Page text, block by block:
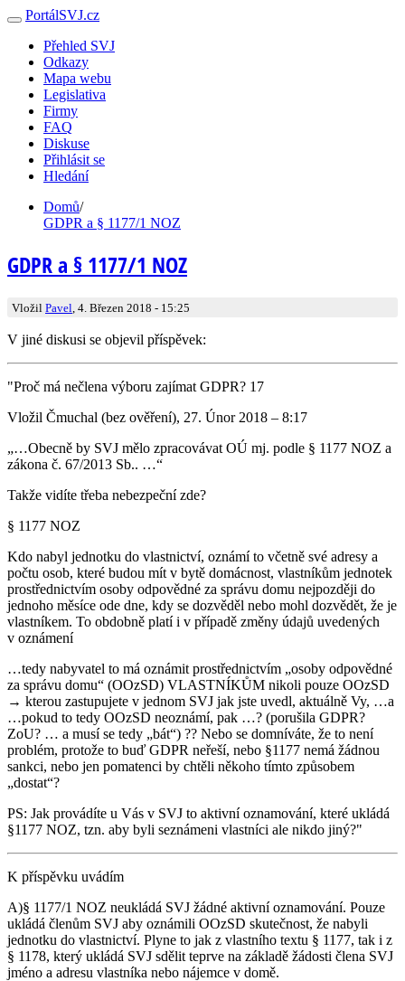
PortálSVJ.cz
Přehled SVJ
Odkazy
Mapa webu
Legislativa
Firmy
FAQ
Diskuse
Přihlásit se
Hledání
Domů/
GDPR a § 1177/1 NOZ
GDPR a § 1177/1 NOZ
Vložil Pavel , 4. Březen 2018 - 15:25
V jiné diskusi se objevil příspěvek:
"Proč má nečlena výboru zajímat GDPR? 17
Vložil Čmuchal (bez ověření), 27. Únor 2018 – 8:17
„…Obecně by SVJ mělo zpracovávat OÚ mj. podle § 1177 NOZ a
zákona č. 67/2013 Sb.. …“
Takže vidíte třeba nebezpeční zde?
§ 1177 NOZ
Kdo nabyl jednotku do vlastnictví, oznámí to včetně své adresy a
počtu osob, které budou mít v bytě domácnost, vlastníkům jednotek
prostřednictvím osoby odpovědné za správu domu nejpozději do
jednoho měsíce ode dne, kdy se dozvěděl nebo mohl dozvědět, že je
vlastníkem. To obdobně platí i v případě změny údajů uvedených
v oznámení
…tedy nabyvatel to má oznámit prostřednictvím „osoby odpovědné
za správu domu“ (OOzSD) VLASTNÍKŮM nikoli pouze OOzSD
→ kterou zastupujete v jednom SVJ jak jste uvedl, aktuálně Vy, …a
…pokud to tedy OOzSD neoznámí, pak …? (porušila GDPR?
ZoU? … a musí se tedy „bát“) ?? Nebo se domníváte, že to není
problém, protože to buď GDPR neřeší, nebo §1177 nemá žádnou
sankci, nebo jen pomatenci by chtěli někoho tímto způsobem
„dostat“?
PS: Jak provádíte u Vás v SVJ to aktivní oznamování, které ukládá
§1177 NOZ, tzn. aby byli seznámeni vlastníci ale nikdo jiný?"
K příspěvku uvádím
A)§ 1177/1 NOZ neukládá SVJ žádné aktivní oznamování. Pouze
ukládá členům SVJ aby oznámili OOzSD skutečnost, že nabyli
jednotku do vlastnictví. Plyne to jak z vlastního textu § 1177, tak i z
§ 1178, který ukládá SVJ sdělit teprve na základě žádosti člena SVJ
jméno a adresu vlastníka nebo nájemce v domě.